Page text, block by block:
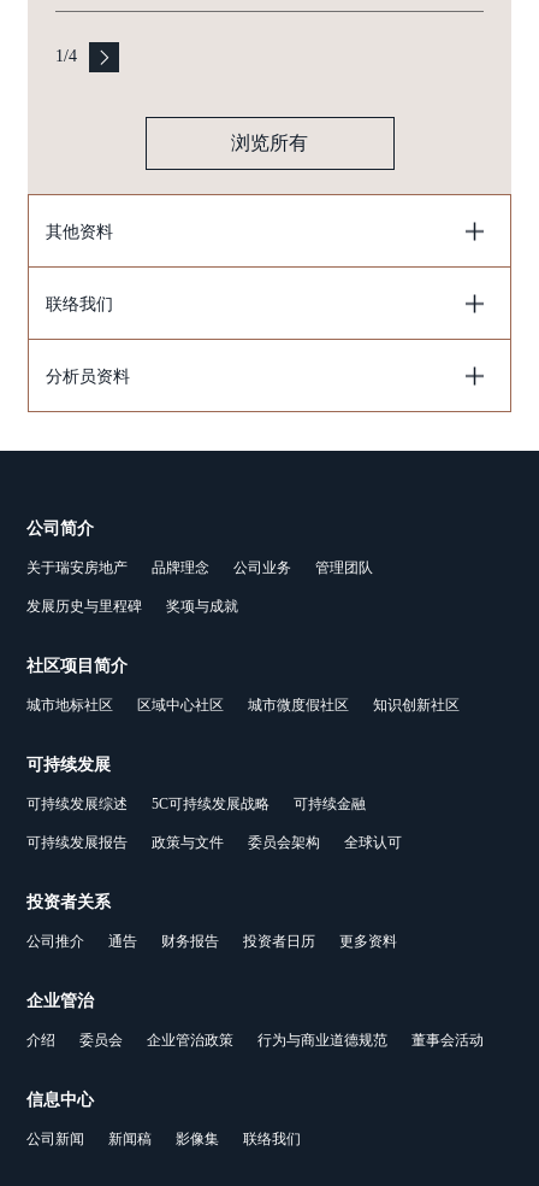
1/4
浏览所有
其他资料
联络我们
分析员资料
公司简介
关于瑞安房地产 品牌理念 公司业务 管理团队
发展历史与里程碑 奖项与成就
社区项目简介
城市地标社区 区域中心社区 城市微度假社区 知识创新社区
可持续发展
可持续发展综述 5C可持续发展战略 可持续金融
可持续发展报告 政策与文件 委员会架构 全球认可
投资者关系
公司推介 通告 财务报告 投资者日历 更多资料
企业管治
介绍 委员会 企业管治政策 行为与商业道德规范 董事会活动
信息中心
公司新闻 新闻稿 影像集 联络我们